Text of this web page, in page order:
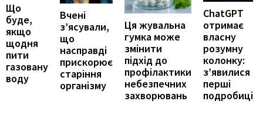
Що
буде,
якщо
щодня
пити
газовану
воду
Вчені
з’ясували,
що
насправді
прискорює
старіння
організму
Ця жувальна
гумка може
змінити
підхід до
профілактики
небезпечних
захворювань
ChatGPT
отримає
власну
розумну
колонку:
з’явилися
перші
подробиці